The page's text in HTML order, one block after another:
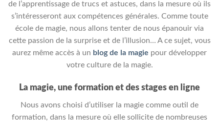
de l’apprentissage de trucs et astuces, dans la mesure où ils
s’intéresseront aux compétences générales. Comme toute
école de magie, nous allons tenter de nous épanouir via
cette passion de la surprise et de l’illusion… A ce sujet, vous
aurez même accès à un blog de la magie pour développer
votre culture de la magie.
La magie, une formation et des stages en ligne
Nous avons choisi d’utiliser la magie comme outil de
formation, dans la mesure où elle sollicite de nombreuses